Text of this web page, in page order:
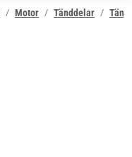
Motor Tänddelar